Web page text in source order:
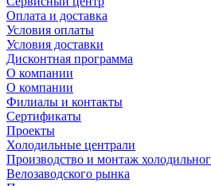
Оплата и доставка
Условия оплаты
Условия доставки
Дисконтная программа
О компании
О компании
Филиалы и контакты
Сертификаты
Проекты
Холодильные централи
Производство и монтаж
Велозаводского рынка